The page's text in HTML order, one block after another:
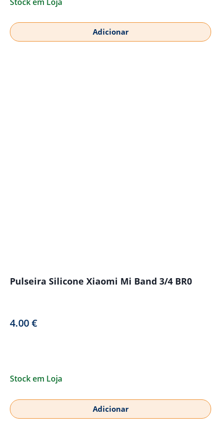
Adicionar
Pulseira Silicone Xiaomi Mi Band 3/4 BR0
4.00€
Stock em Loja
Adicionar